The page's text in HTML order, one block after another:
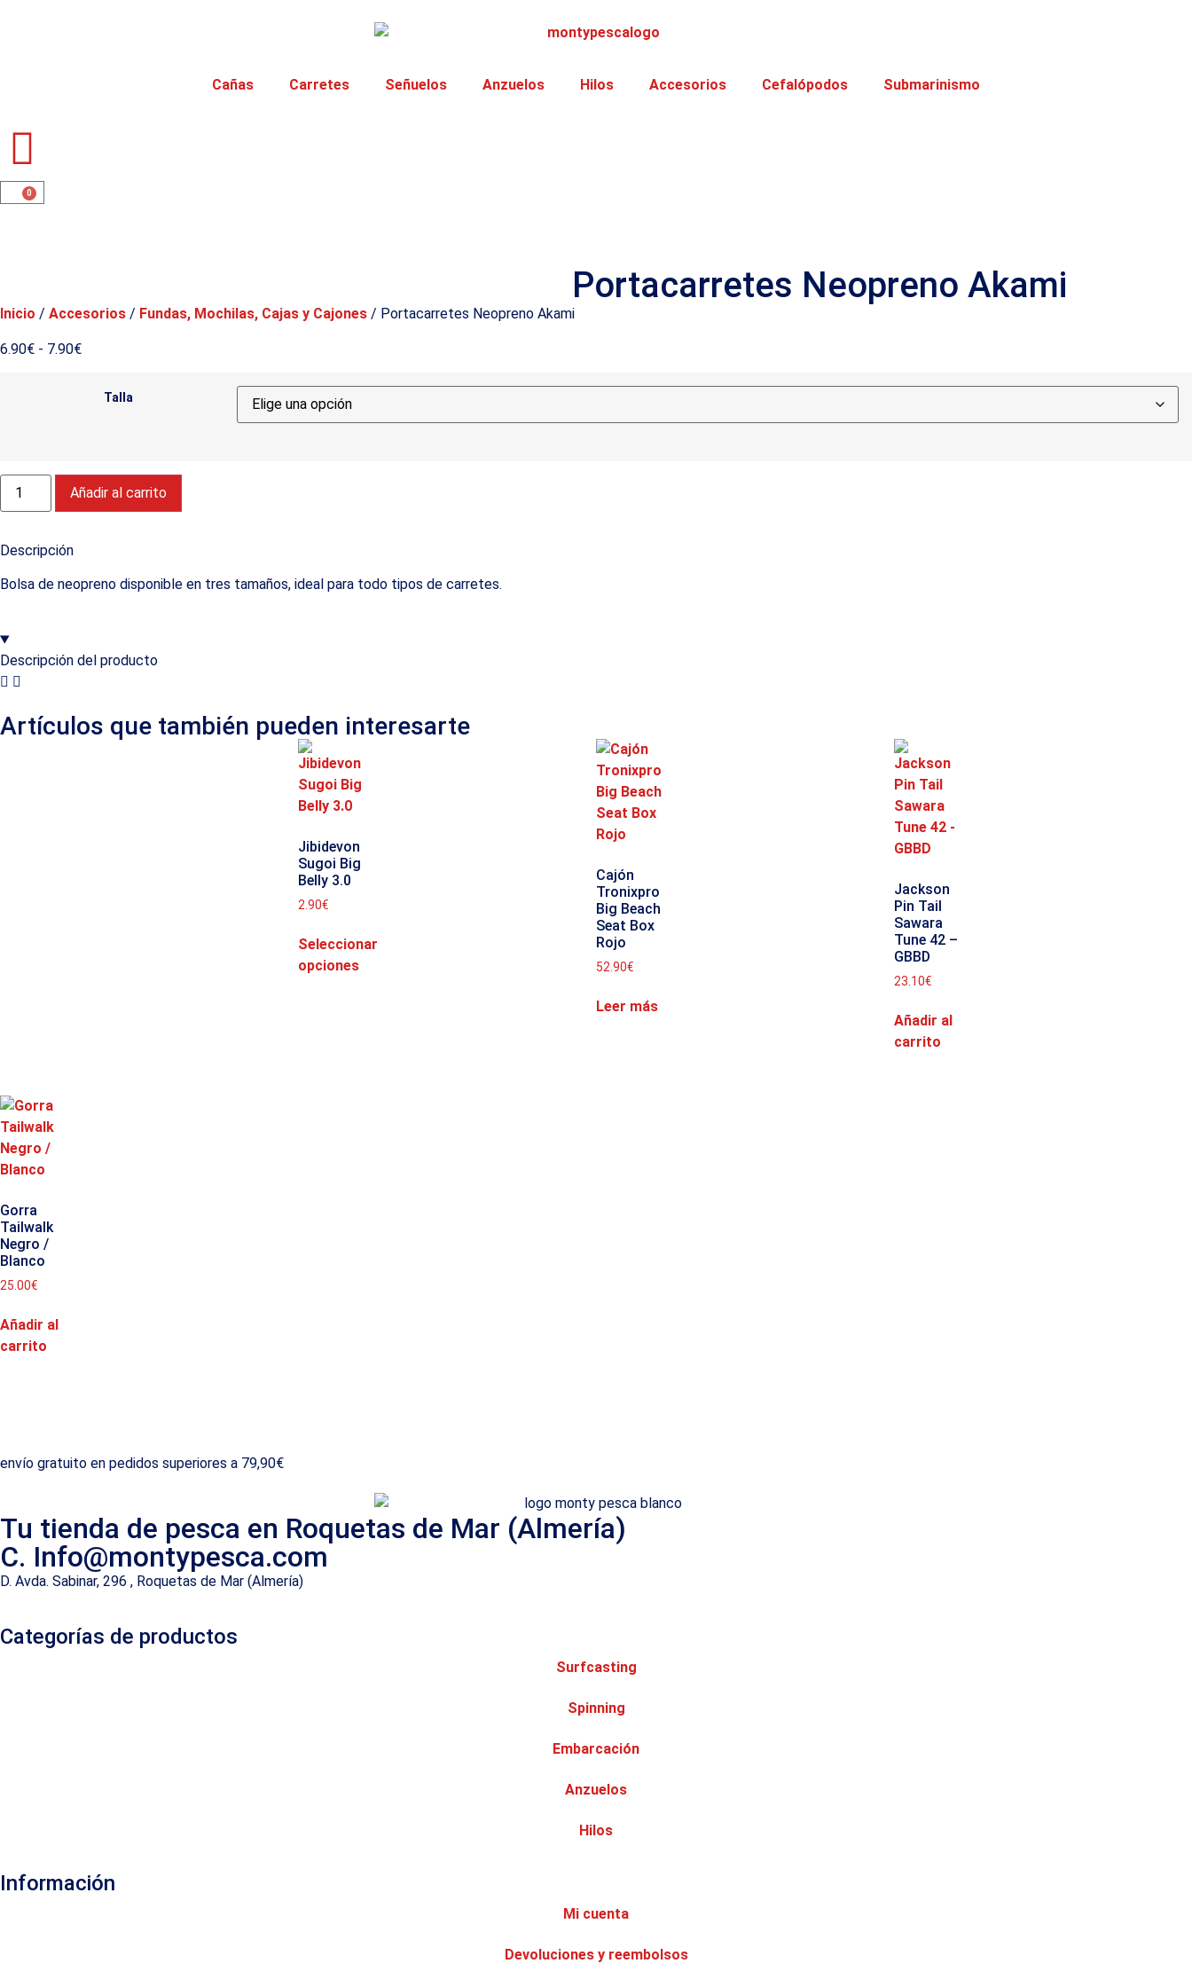
Cañas Carretes Señuelos Anzuelos Hilos Accesorios Cefalópodos Submarinismo
0
Portacarretes Neopreno Akami
Inicio / Accesorios / Fundas, Mochilas, Cajas y Cajones / Portacarretes Neopreno Akami
6.90€ - 7.90€
Talla
Añadir al carrito
Descripción
Bolsa de neopreno disponible en tres tamaños, ideal para todo tipos de carretes.
Descripción del producto
Artículos que también pueden interesarte
Jibidevon
Sugoi Big
Belly 3.0
2.90€
Seleccionar
opciones
Cajón
Tronixpro
Big Beach
Seat Box
Rojo
52.90€
Leer más
Jackson
Pin Tail
Sawara
Tune 42 –
GBBD
23.10€
Añadir al
carrito
Gorra
Tailwalk
Negro /
Blanco
25.00€
Añadir al
carrito
envío gratuito en pedidos superiores a 79,90€
Tu tienda de pesca en Roquetas de Mar (Almería)
C. Info@montypesca.com
D. Avda. Sabinar, 296 , Roquetas de Mar (Almería)
Categorías de productos
Surfcasting
Spinning
Embarcación
Anzuelos
Hilos
Información
Mi cuenta
Devoluciones y reembolsos